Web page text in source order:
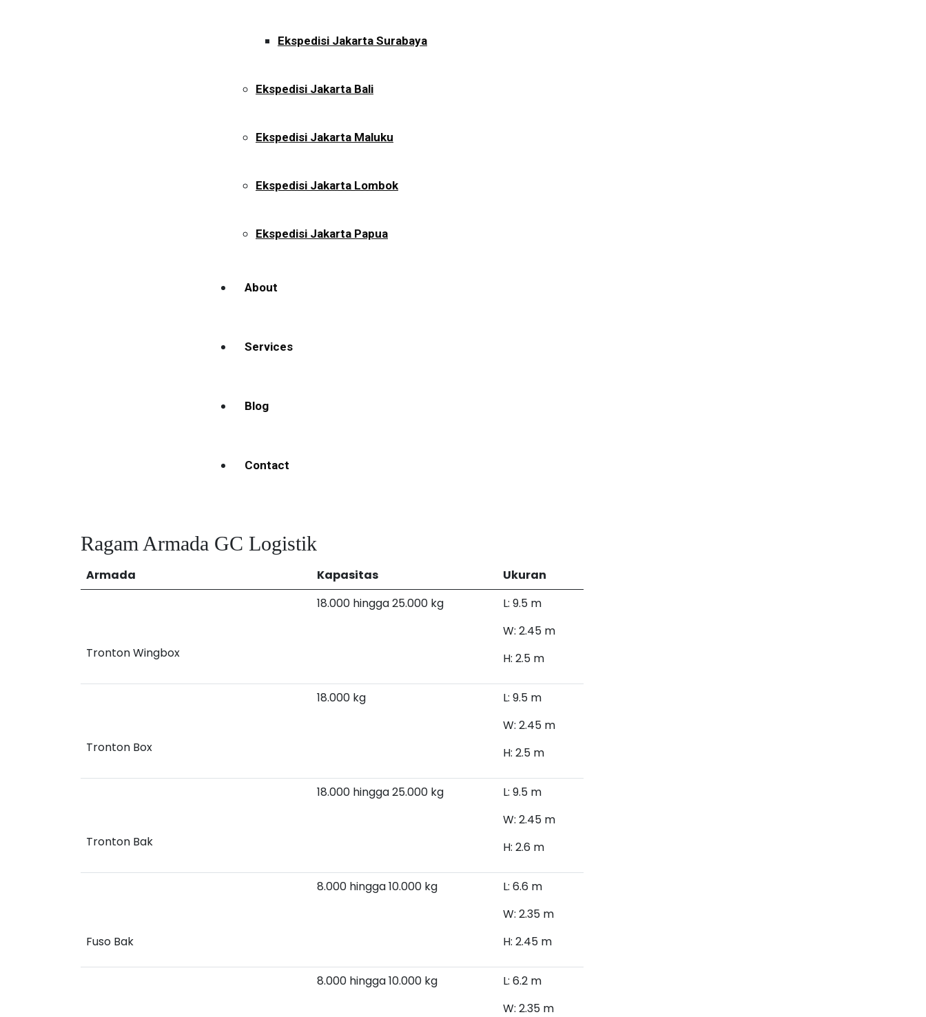
Ekspedisi Jakarta Surabaya
Ekspedisi Jakarta Bali
Ekspedisi Jakarta Maluku
Ekspedisi Jakarta Lombok
Ekspedisi Jakarta Papua
About
Services
Blog
Contact
Ragam Armada GC Logistik
Armada Kapasitas Ukuran
Tronton Wingbox
18.000 hingga 25.000 kg
L: 9.5 m
W: 2.45 m
H: 2.5 m
Tronton Box
18.000 kg
L: 9.5 m
W: 2.45 m
H: 2.5 m
Tronton Bak
18.000 hingga 25.000 kg
L: 9.5 m
W: 2.45 m
H: 2.6 m
Fuso Bak
8.000 hingga 10.000 kg
L: 6.6 m
W: 2.35 m
H: 2.45 m
8.000 hingga 10.000 kg
L: 6.2 m
W: 2.35 m